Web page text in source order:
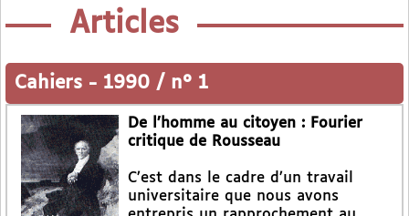
Articles
Cahiers - 1990 / n° 1
De l’homme au citoyen : Fourier
critique de Rousseau
C’est dans le cadre d’un travail
universitaire que nous avons